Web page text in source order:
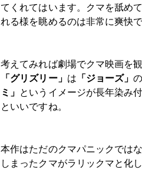
てくれてはいます。クマを舐め
れる様を眺めるのは非常に爽快
考えてみれば劇場でクマ映画を
「グリズリー」 は 「ジョーズ」
ミ」 というイメージが長年染み
といいですね。
本作はただのクマパニックでは
しまったクマがラリックマと化